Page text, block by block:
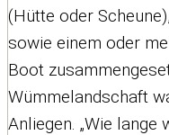
(Hütte oder
sowie einem oder
Boot
Wümmelandschaft
Anliegen. „Wie